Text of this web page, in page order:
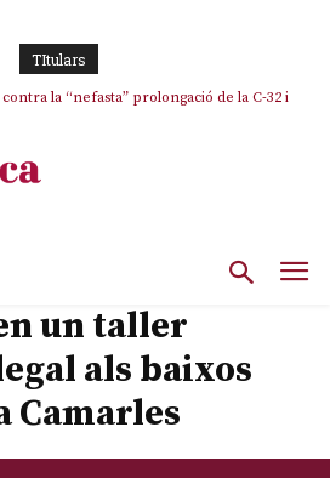
TItulars
contra la “nefasta” prolongació de la C-32 i
un taller
als baixos
Camarles